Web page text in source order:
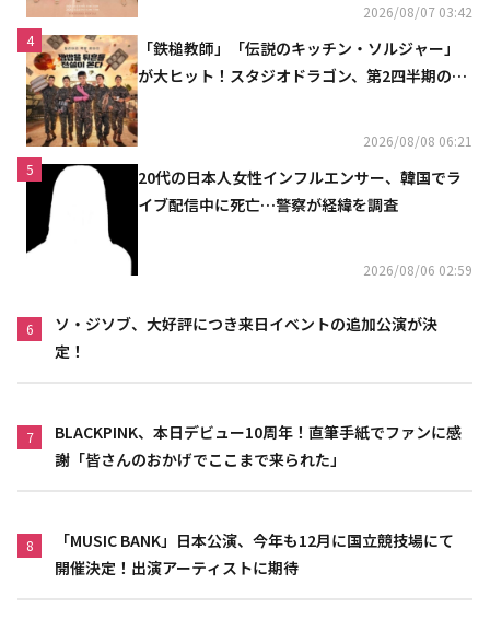
2026/08/07 03:42
4
「鉄槌教師」「伝説のキッチン・ソルジャー」
が大ヒット！スタジオドラゴン、第2四半期の売
2026/08/08 06:21
5
20代の日本人女性インフルエンサー、韓国でラ
イブ配信中に死亡…警察が経緯を調査
2026/08/06 02:59
6
ソ・ジソブ、大好評につき来日イベントの追加公演が決
定！
7
BLACKPINK、本日デビュー10周年！直筆手紙でファンに感
謝「皆さんのおかげでここまで来られた」
8
「MUSIC BANK」日本公演、今年も12月に国立競技場にて
開催決定！出演アーティストに期待